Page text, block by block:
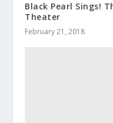
Black Pearl Sings!
Theater
February 21, 2018